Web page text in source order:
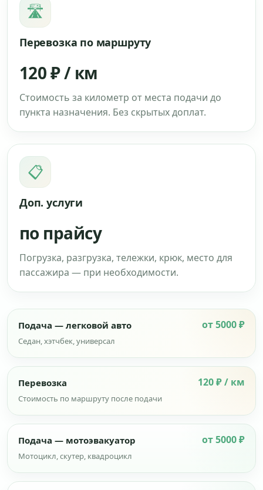
🛣
Перевозка по маршруту
120 ₽ / км
Стоимость за километр от места подачи до
пункта назначения. Без скрытых доплат.
📋
Доп. услуги
по прайсу
Погрузка, разгрузка, тележки, крюк, место для
пассажира — при необходимости.
Подача — легковой авто от 5000 ₽
Седан, хэтчбек, универсал
Перевозка 120 ₽ / км
Стоимость по маршруту после подачи
Подача — мотоэвакуатор от 5000 ₽
Мотоцикл, скутер, квадроцикл